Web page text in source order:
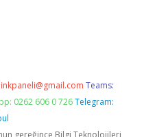
Teams:
0262 606 0 726 Telegram:
gereğince Bilgi Teknolojileri